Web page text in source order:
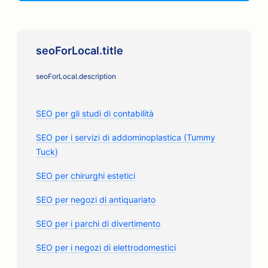
seoForLocal.title
seoForLocal.description
SEO per gli studi di contabilità
SEO per i servizi di addominoplastica (Tummy
Tuck)
SEO per chirurghi estetici
SEO per negozi di antiquariato
SEO per i parchi di divertimento
SEO per i negozi di elettrodomestici